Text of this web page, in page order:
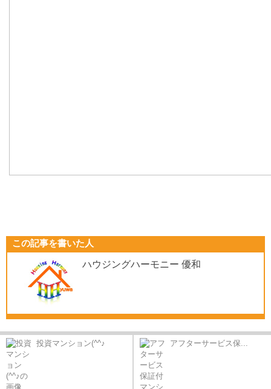
この記事を書いた人
ハウジングハーモニー 優和
投資マンション(^^♪ アフターサービス保...